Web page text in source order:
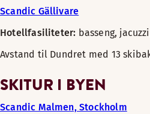
Scandic Gällivare
Hotellfasiliteter: basseng,
Avstand til Dundret med 13
SKITUR I BYEN
Scandic Malmen, Stockholm